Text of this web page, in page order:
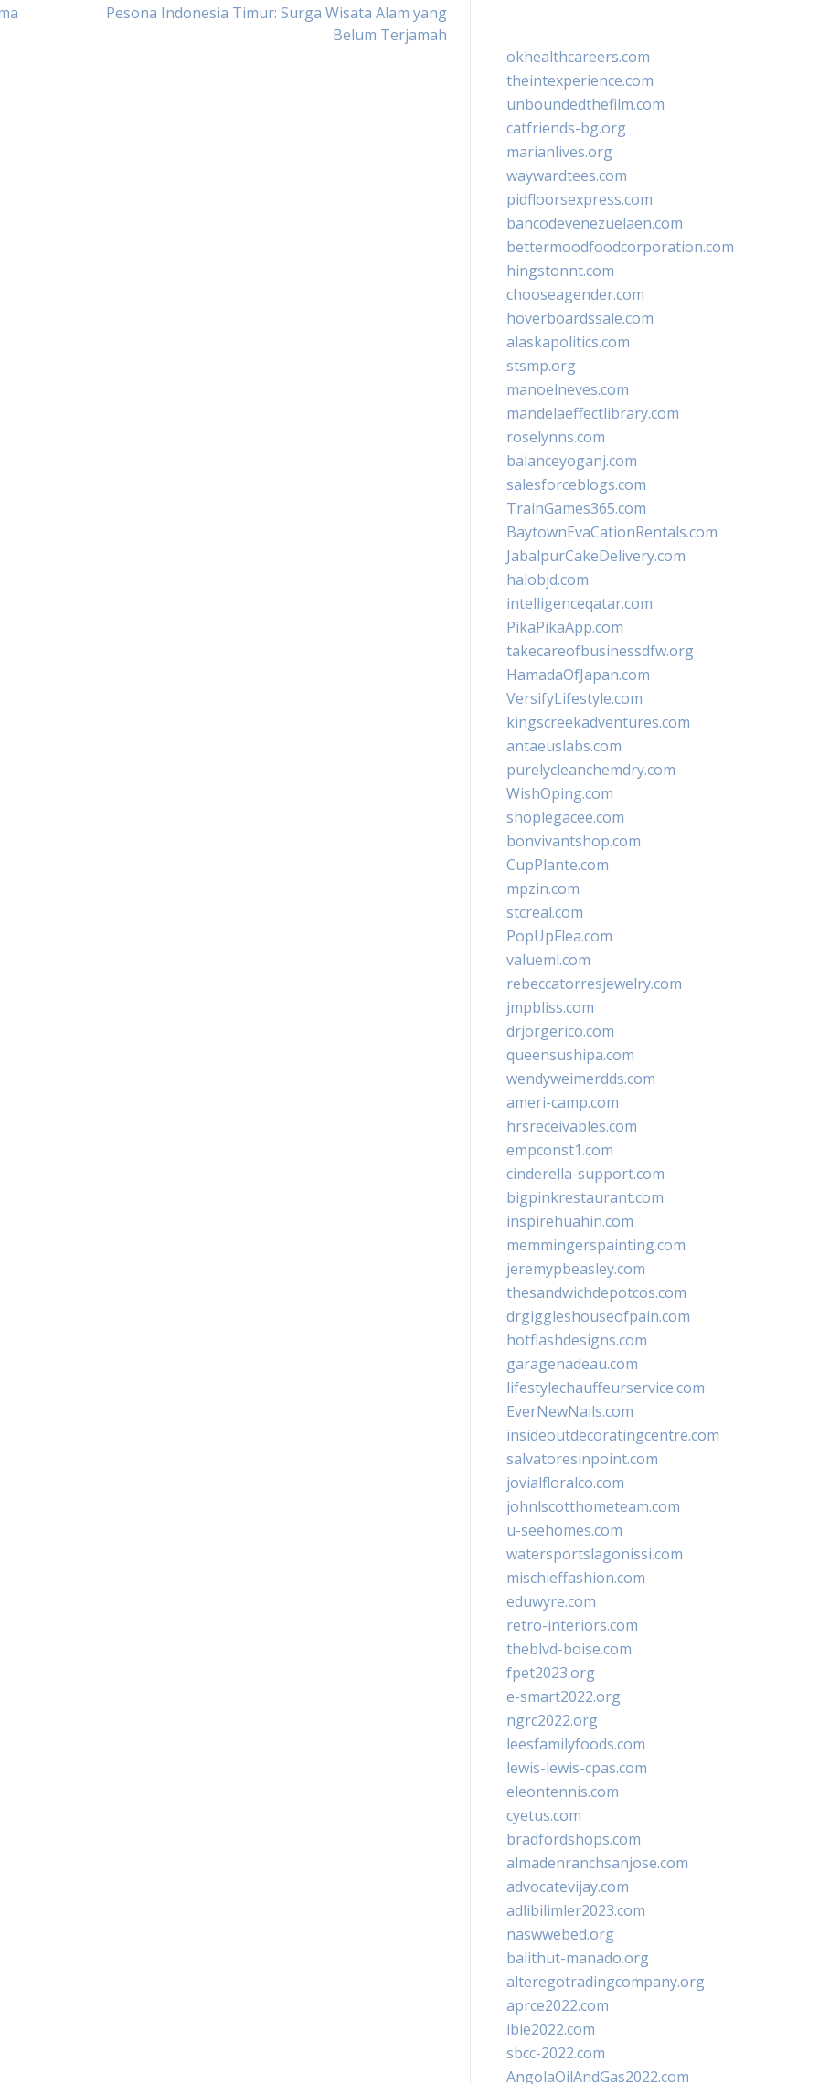
Pesona Indonesia Timur: Surga Wisata Alam yang
Belum Terjamah
okhealthcareers.com
theintexperience.com
unboundedthefilm.com
catfriends-bg.org
marianlives.org
waywardtees.com
pidfloorsexpress.com
bancodevenezuelaen.com
bettermoodfoodcorporation.com
hingstonnt.com
chooseagender.com
hoverboardssale.com
alaskapolitics.com
stsmp.org
manoelneves.com
mandelaeffectlibrary.com
roselynns.com
balanceyoganj.com
salesforceblogs.com
TrainGames365.com
BaytownEvaCationRentals.com
JabalpurCakeDelivery.com
halobjd.com
intelligenceqatar.com
PikaPikaApp.com
takecareofbusinessdfw.org
HamadaOfJapan.com
VersifyLifestyle.com
kingscreekadventures.com
antaeuslabs.com
purelycleanchemdry.com
WishOping.com
shoplegacee.com
bonvivantshop.com
CupPlante.com
mpzin.com
stcreal.com
PopUpFlea.com
valueml.com
rebeccatorresjewelry.com
jmpbliss.com
drjorgerico.com
queensushipa.com
wendyweimerdds.com
ameri-camp.com
hrsreceivables.com
empconst1.com
cinderella-support.com
bigpinkrestaurant.com
inspirehuahin.com
memmingerspainting.com
jeremypbeasley.com
thesandwichdepotcos.com
drgiggleshouseofpain.com
hotflashdesigns.com
garagenadeau.com
lifestylechauffeurservice.com
EverNewNails.com
insideoutdecoratingcentre.com
salvatoresinpoint.com
jovialfloralco.com
johnlscotthometeam.com
u-seehomes.com
watersportslagonissi.com
mischieffashion.com
eduwyre.com
retro-interiors.com
theblvd-boise.com
fpet2023.org
e-smart2022.org
ngrc2022.org
leesfamilyfoods.com
lewis-lewis-cpas.com
eleontennis.com
cyetus.com
bradfordshops.com
almadenranchsanjose.com
advocatevijay.com
adlibilimler2023.com
naswwebed.org
balithut-manado.org
alteregotradingcompany.org
aprce2022.com
ibie2022.com
sbcc-2022.com
AngolaOilAndGas2022.com